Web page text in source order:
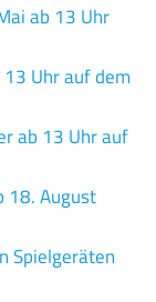
ab 13 Uhr
Uhr auf dem
ab 13 Uhr auf
18. August
Spielgeräten